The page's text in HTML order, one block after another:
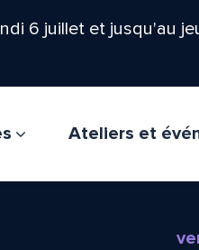
6 juillet et jusqu'au
Ateliers et